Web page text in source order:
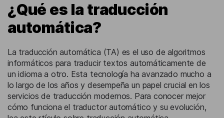
¿Qué es la traducción
automática?
La traducción automática (TA) es el uso de algoritmos
informáticos para traducir textos automáticamente de
un idioma a otro. Esta tecnología ha avanzado mucho a
lo largo de los años y desempeña un papel crucial en los
servicios de traducción modernos. Para conocer mejor
cómo funciona el traductor automático y su evolución,